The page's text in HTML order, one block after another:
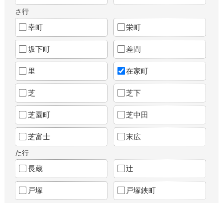
さ行
幸町 栄町
坂下町 差間
里 在家町
芝 芝下
芝園町 芝中田
芝富士 末広
た行
長蔵 辻
戸塚 戸塚鋏町